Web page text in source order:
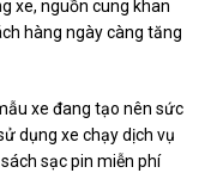
xe, nguồn cung khan
hàng ngày càng tăng
xe đang tạo nên sức
dụng xe chạy dịch vụ
sạc pin miễn phí